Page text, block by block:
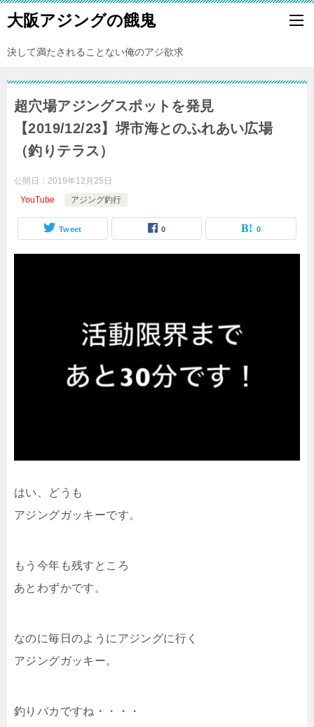
大阪アジングの餓鬼
決して満たされることない俺のアジ欲求
超穴場アジングスポットを発見
【2019/12/23】堺市海とのふれあい広場
（釣りテラス）
公開日： 2019年12月25日
YouTube
アジング釣行
Tweet 0 0
はい、どうも
アジングガッキーです。
もう今年も残すところ
あとわずかです。
なのに毎日のようにアジングに行く
アジングガッキー。
釣りバカですね・・・・